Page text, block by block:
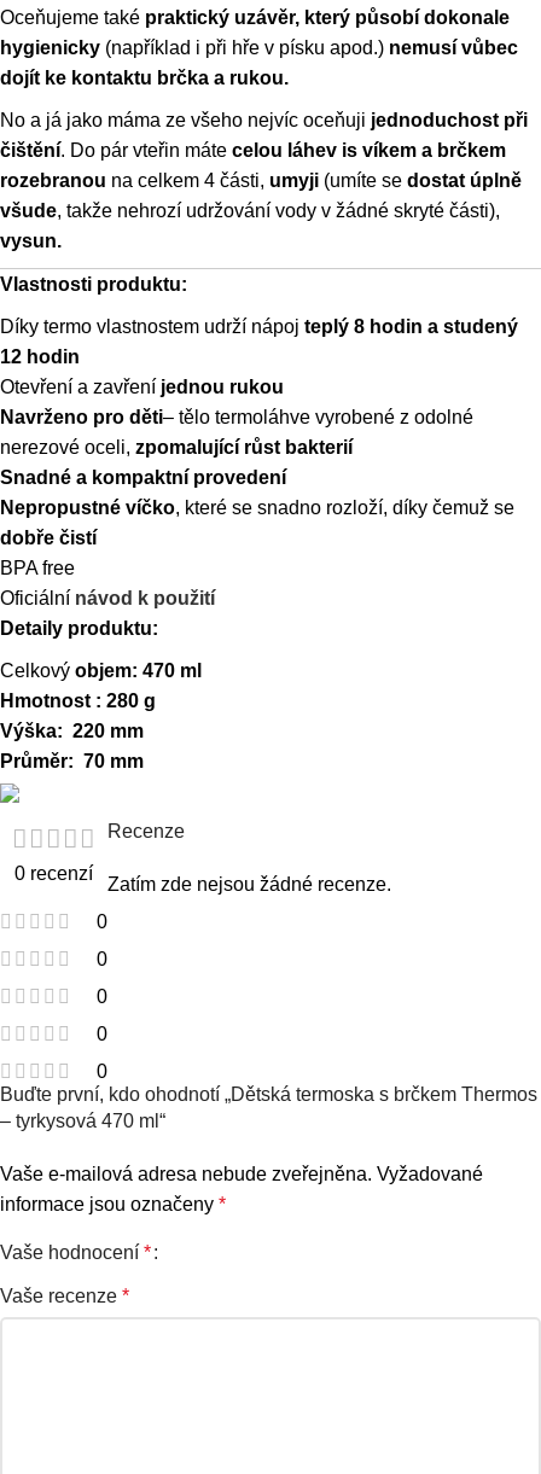
Oceňujeme také praktický uzávěr, který působí dokonale
hygienicky (například i při hře v písku apod.) nemusí vůbec
dojít ke kontaktu brčka a rukou.
No a já jako máma ze všeho nejvíc oceňuji jednoduchost při
čištění. Do pár vteřin máte celou láhev is víkem a brčkem
rozebranou na celkem 4 části, umyji (umíte se dostat úplně
všude, takže nehrozí udržování vody v žádné skryté části),
vysun.
Vlastnosti produktu:
Díky termo vlastnostem udrží nápoj teplý 8 hodin a studený
12 hodin
Otevření a zavření jednou rukou
Navrženo pro děti– tělo termoláhve vyrobené z odolné
nerezové oceli, zpomalující růst bakterií
Snadné a kompaktní provedení
Nepropustné víčko, které se snadno rozloží, díky čemuž se
dobře čistí
BPA free
Oficiální návod k použití
Detaily produktu:
Celkový objem: 470 ml
Hmotnost : 280 g
Výška: 220 mm
Průměr: 70 mm
0 recenzí
0
0
0
0
0
Recenze
Zatím zde nejsou žádné recenze.
Buďte první, kdo ohodnotí „Dětská termoska s brčkem Thermos
– tyrkysová 470 ml“
Vaše e-mailová adresa nebude zveřejněna. Vyžadované
informace jsou označeny *
Vaše hodnocení *
Vaše recenze *